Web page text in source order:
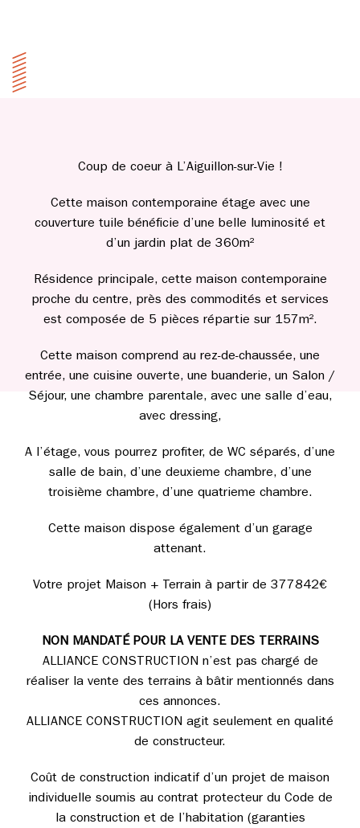
Coup de coeur à L’Aiguillon-sur-Vie !
Cette maison contemporaine étage avec une
couverture tuile bénéficie d’une belle luminosité et
d’un jardin plat de 360m²
Résidence principale, cette maison contemporaine
proche du centre, près des commodités et services
est composée de 5 pièces répartie sur 157m².
Cette maison comprend au rez-de-chaussée, une
entrée, une cuisine ouverte, une buanderie, un Salon /
Séjour, une chambre parentale, avec une salle d’eau,
avec dressing,
A l’étage, vous pourrez profiter, de WC séparés, d’une
salle de bain, d’une deuxieme chambre, d’une
troisième chambre, d’une quatrieme chambre.
Cette maison dispose également d’un garage
attenant.
Votre projet Maison + Terrain à partir de 377842€
(Hors frais)
NON MANDATÉ POUR LA VENTE DES TERRAINS
ALLIANCE CONSTRUCTION n’est pas chargé de
réaliser la vente des terrains à bâtir mentionnés dans
ces annonces.
ALLIANCE CONSTRUCTION agit seulement en qualité
de constructeur.
Coût de construction indicatif d’un projet de maison
individuelle soumis au contrat protecteur du Code de
la construction et de l’habitation (garanties